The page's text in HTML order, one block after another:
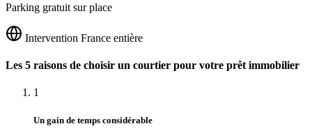
Parking gratuit sur place
Intervention France entière
Les 5 raisons de choisir un courtier pour votre prêt immobilier
1
Un gain de temps considérable